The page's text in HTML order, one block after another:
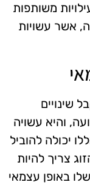
משותפות
אשר עשויות
שינויים
והיא עשויה
יכולה להוביל
צריך להיות
באופן עצמאי